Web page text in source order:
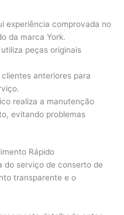
experiência comprovada no
da marca York.
peças originais
anteriores para
realiza a manutenção
evitando problemas
Rápido
do serviço de conserto de
transparente e o